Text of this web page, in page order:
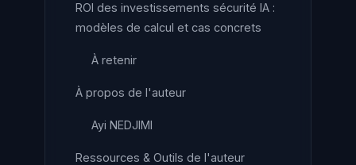
ROI des investissements sécurité IA :
modèles de calcul et cas concrets
À retenir
À propos de l'auteur
Ayi NEDJIMI
Ressources & Outils de l'auteur